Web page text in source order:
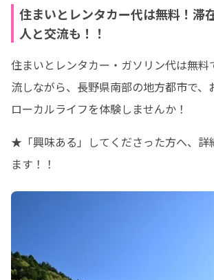
住まいとレンタカー代は無料！滞
人と交流も！！
住まいとレンタカー・ガソリン代は無料
流しながら、長野県南部の地方都市で、
ローカルライフを体験しませんか！
★「興味ある」してくださった方へ、詳
ます！！